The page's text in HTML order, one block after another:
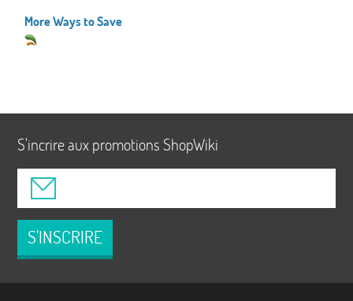
More Ways to Save
S'incrire aux promotions ShopWiki
S'INSCRIRE